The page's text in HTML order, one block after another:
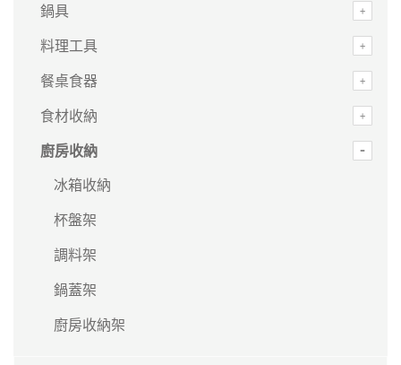
鍋具
料理工具
餐桌食器
食材收納
廚房收納
冰箱收納
杯盤架
調料架
鍋蓋架
廚房收納架